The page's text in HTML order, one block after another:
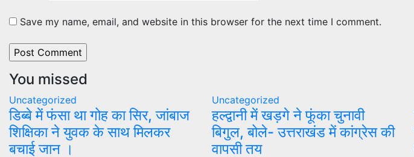
Save my name, email, and website in this browser for the next time I comment.
You missed
Uncategorized
डिब्बे में फंसा था गोह का सिर, जांबाज
शिक्षिका ने युवक के साथ मिलकर
बचाई जान ।
Uncategorized
हल्द्वानी में खड़गे ने फूंका चुनावी
बिगुल, बोले- उत्तराखंड में कांग्रेस की
वापसी तय